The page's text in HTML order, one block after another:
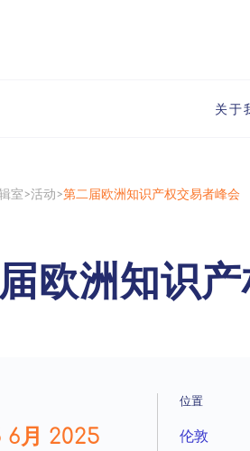
关于
室 活动 第二届欧洲知识产权交易者峰会
欧洲知识
6月 2025
位置
伦敦